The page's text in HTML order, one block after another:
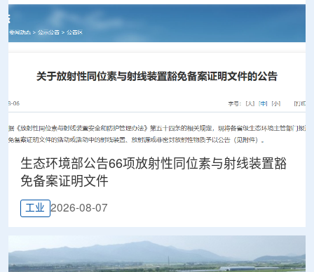
生态环境部公告66项放射性同位素与射线装置豁
免备案证明文件
工业 2026-08-07